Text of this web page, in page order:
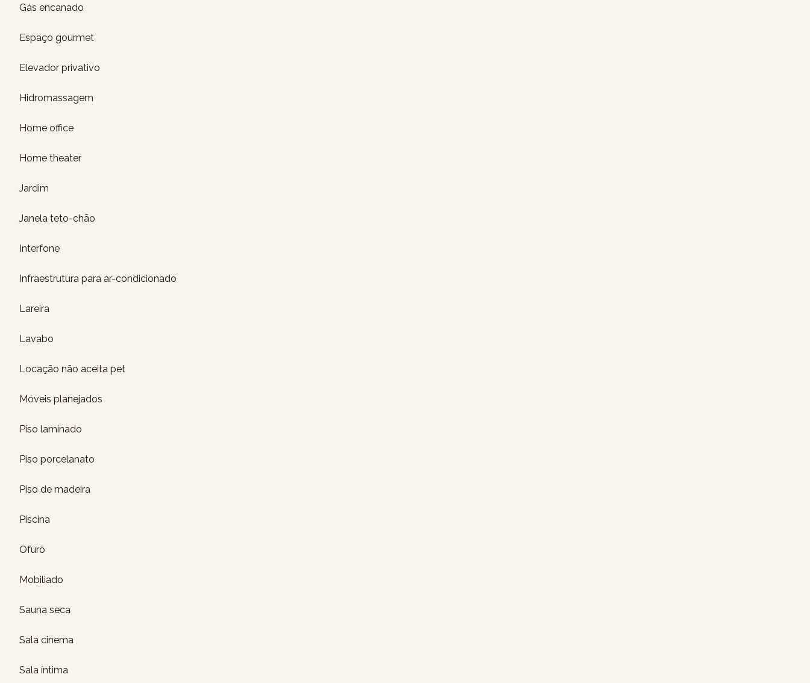
Gás encanado
Espaço gourmet
Elevador privativo
Hidromassagem
Home office
Home theater
Jardim
Janela teto-chão
Interfone
Infraestrutura para ar-condicionado
Lareira
Lavabo
Locação não aceita pet
Móveis planejados
Piso laminado
Piso porcelanato
Piso de madeira
Piscina
Ofurô
Mobiliado
Sauna seca
Sala cinema
Sala íntima